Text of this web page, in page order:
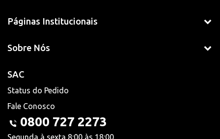
Páginas Institucionais
Sobre Nós
SAC
Status do Pedido
Fale Conosco
0800 727 2273
Segunda à sexta 8:00 às 18:00